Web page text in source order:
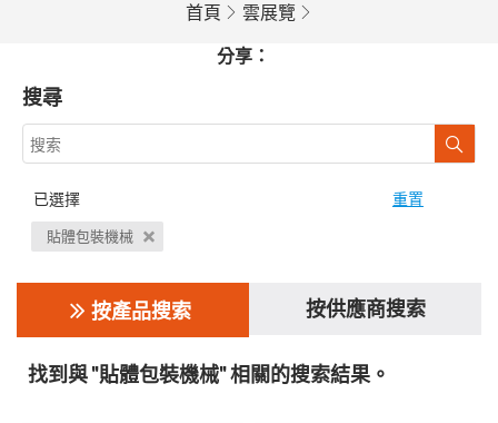
首頁 雲展覽
分享：
搜尋
已選擇 重置
貼體包裝機械
按產品搜索 按供應商搜索
找到與 "貼體包裝機械" 相關的搜索結果。